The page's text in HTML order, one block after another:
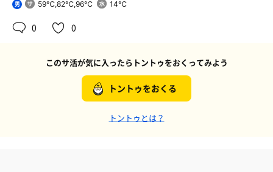
男 59℃,82℃,96℃ 14℃
0 0
このサ活が気に入ったらトントゥをおくってみよう
トントゥをおくる
トントゥとは？